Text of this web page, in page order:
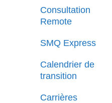
Consultation
Remote
SMQ Express
Calendrier de
transition
Carrières